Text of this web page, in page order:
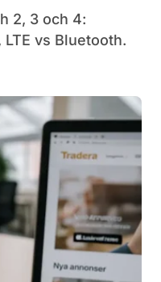
vs Bluetooth.